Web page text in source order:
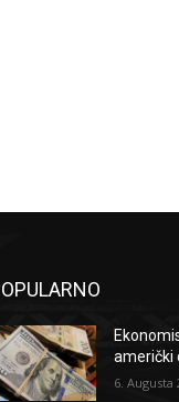
američki
6. Augusta